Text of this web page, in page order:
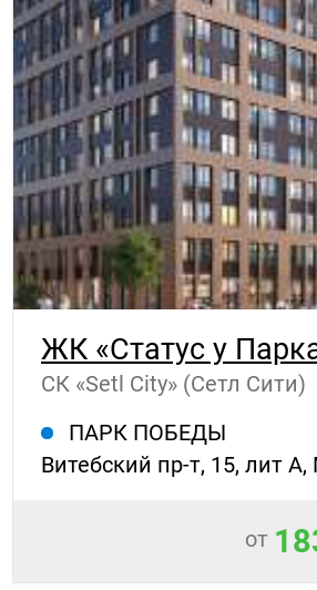
ЖК «Статус у
СК «Setl City» (Сетл Сити)
ПАРК ПОБЕДЫ
Витебский пр-т, 15, лит
от